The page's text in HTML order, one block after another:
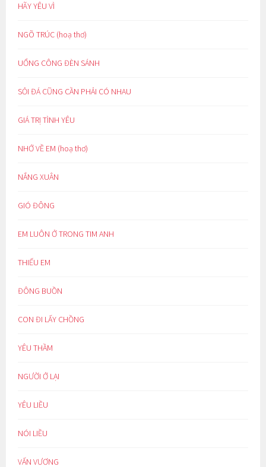
HÃY YÊU VÌ
NGÕ TRÚC (hoạ thơ)
UỔNG CÔNG ĐÈN SÁNH
SỎI ĐÁ CŨNG CẦN PHẢI CÓ NHAU
GIÁ TRỊ TÌNH YÊU
NHỚ VỀ EM (hoạ thơ)
NẮNG XUÂN
GIÓ ĐÔNG
EM LUÔN Ở TRONG TIM ANH
THIẾU EM
ĐÔNG BUỒN
CON ĐI LẤY CHỒNG
YÊU THẦM
NGƯỜI Ở LẠI
YÊU LIỀU
NÓI LIỀU
VẤN VƯƠNG